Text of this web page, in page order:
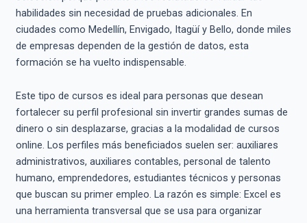
habilidades sin necesidad de pruebas adicionales. En
ciudades como Medellín, Envigado, Itagüí y Bello, donde miles
de empresas dependen de la gestión de datos, esta
formación se ha vuelto indispensable.
Este tipo de cursos es ideal para personas que desean
fortalecer su perfil profesional sin invertir grandes sumas de
dinero o sin desplazarse, gracias a la modalidad de cursos
online. Los perfiles más beneficiados suelen ser: auxiliares
administrativos, auxiliares contables, personal de talento
humano, emprendedores, estudiantes técnicos y personas
que buscan su primer empleo. La razón es simple: Excel es
una herramienta transversal que se usa para organizar